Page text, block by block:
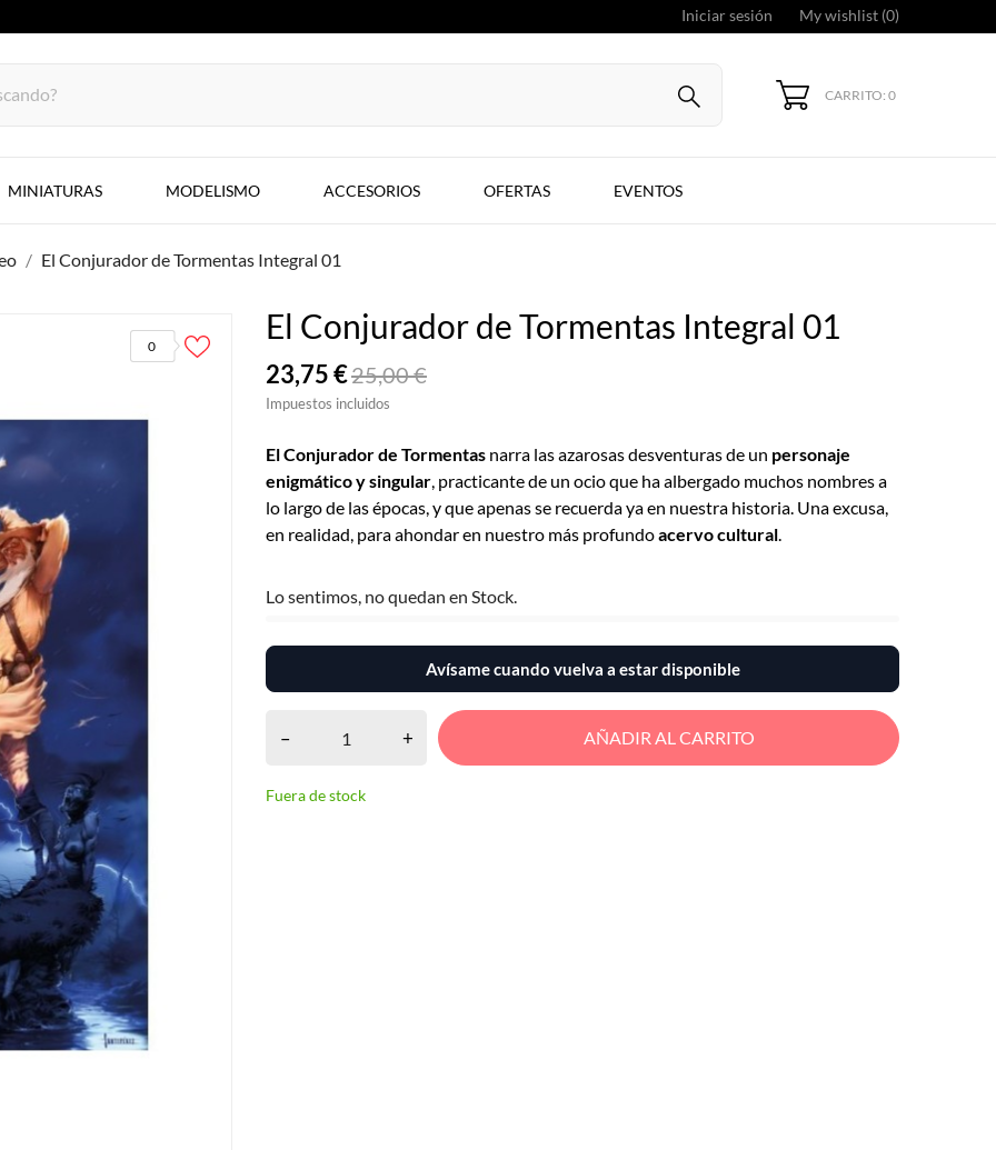
Iniciar sesión My wishlist (0)
CARRITO: 0
MINIATURAS MODELISMO ACCESORIOS OFERTAS EVENTOS
El Conjurador de Tormentas Integral 01
0
El Conjurador de Tormentas Integral 01
23,75 €25,00 €
Impuestos incluidos
El Conjurador de Tormentas narra las azarosas desventuras de un personaje
enigmático y singular, practicante de un ocio que ha albergado muchos nombres a
lo largo de las épocas, y que apenas se recuerda ya en nuestra historia. Una excusa,
en realidad, para ahondar en nuestro más profundoacervo cultural.
Lo sentimos, no quedan en Stock.
Avísame cuando vuelva a estar disponible
– + AÑADIR AL CARRITO
Fuera de stock